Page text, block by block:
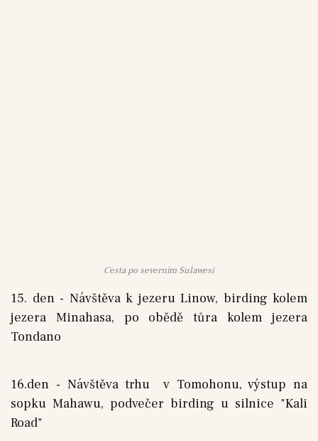
Cesta po severním Sulawesi
15. den - Návštěva k jezeru Linow, birding kolem
jezera Minahasa, po obědě tůra kolem jezera
Tondano
16.den - Návštěva trhu v Tomohonu, výstup na
sopku Mahawu, podvečer birding u silnice "Kali
Road"